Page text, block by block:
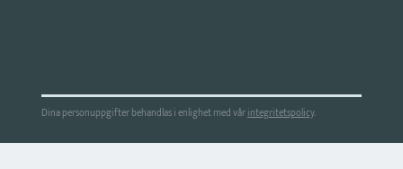
Dina personuppgifter behandlas i enlighet med vårintegritetspolicy.